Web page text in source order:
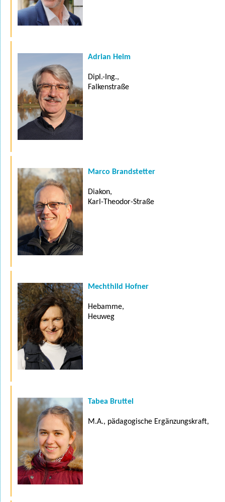
Adrian Heim
Dipl.-Ing.,
Falkenstraße
Marco Brandstetter
Diakon,
Karl-Theodor-Straße
Mechthild Hofner
Hebamme,
Heuweg
Tabea Bruttel
M.A., pädagogische Ergänzungskraft,